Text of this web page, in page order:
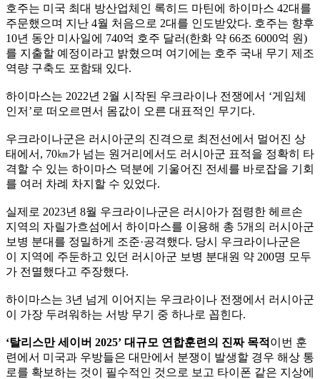
호주는 미국 최대 방산업체인 록히드 마틴에 하이마스 42대를
주문했으며 지난 4월 처음으로 2대를 인도받았다. 호주는 향후
10년 동안 미사일에 740억 호주 달러(한화 약 66조 6000억 원)
를 지출할 예정이라고 밝혔으며 여기에는 호주 국내 무기 제조
역량 구축도 포함돼 있다.
하이마스는 2022년 2월 시작된 우크라이나 전쟁에서 ‘게임체
인저’로 떠오르면서 몸값이 오른 대표적인 무기다.
우크라이나군은 러시아군의 진격으로 최전선에서 멀어진 상
태에서, 70㎞가 넘는 원거리에서도 러시아군 표적을 정확히 타
격할 수 있는 하이마스 덕분에 기울어진 전세를 바로잡을 기회
를 여러 차례 차지할 수 있었다.
실제로 2023년 8월 우크라이나군은 러시아가 점령한 헤르손
지역의 자릴가흐섬에서 하이마스를 이용해 총 5개의 러시아군
보병 분대를 정밀하게 조준·공격했다. 당시 우크라이나군은
이 지역에 주둔하고 있던 러시아군 보병 분대원 약 200명 모두
가 전멸했다고 주장했다.
하이마스는 3년 넘게 이어지는 우크라이나 전쟁에서 러시아군
이 가장 두려워하는 서방 무기 중 하나로 꼽힌다.
‘탈리스만 세이버 2025’ 대규모 연합훈련의 진짜 목적 이번 훈
련에서 미국과 우방들은 대만에서 분쟁이 발생할 경우 해상 통
로를 확보하는 것이 필수적인 것으로 보고 타이폰 같은 지상에